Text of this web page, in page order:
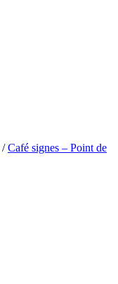
/ Café signes – Point de